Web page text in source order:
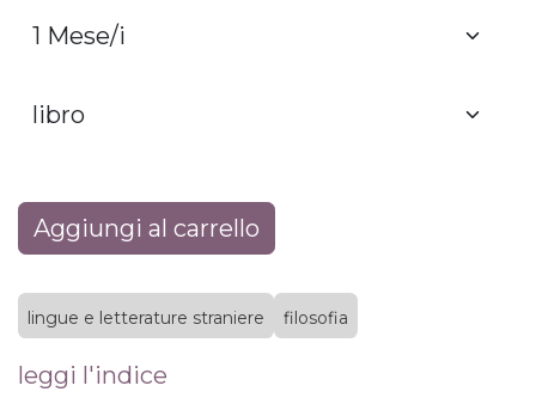
Aggiungi al carrello
lingue e letterature straniere filosofia
leggi l'indice